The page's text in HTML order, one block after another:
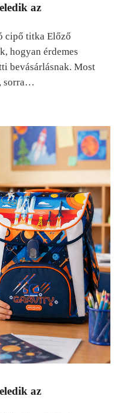
az
cipő titka Előző
hogyan érdemes
bevásárlásnak. Most
sorra…
az